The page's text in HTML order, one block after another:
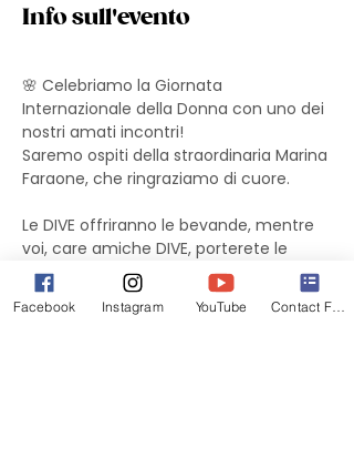
Info sull'evento
🌸 Celebriamo la Giornata
Internazionale della Donna con uno dei
nostri amati incontri!
Saremo ospiti della straordinaria Marina
Faraone, che ringraziamo di cuore.
Le DIVE offriranno le bevande, mentre
voi, care amiche DIVE, porterete le
vostre delizie tra stuzzichini salati e
dessert.
Facebook Instagram YouTube Contact Form